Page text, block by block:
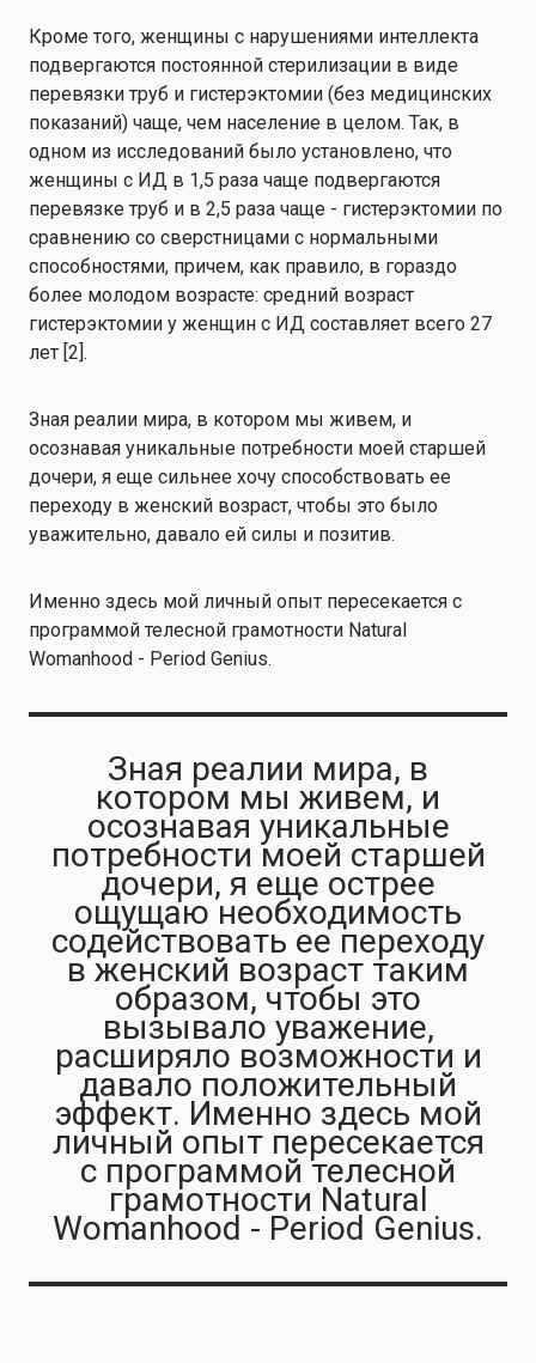
Кроме того, женщины с нарушениями интеллекта
подвергаются постоянной стерилизации в виде
перевязки труб и гистерэктомии (без медицинских
показаний) чаще, чем население в целом. Так, в
одном из исследований было установлено, что
женщины с ИД в 1,5 раза чаще подвергаются
перевязке труб и в 2,5 раза чаще - гистерэктомии по
сравнению со сверстницами с нормальными
способностями, причем, как правило, в гораздо
более молодом возрасте: средний возраст
гистерэктомии у женщин с ИД составляет всего 27
лет [2].
Зная реалии мира, в котором мы живем, и
осознавая уникальные потребности моей старшей
дочери, я еще сильнее хочу способствовать ее
переходу в женский возраст, чтобы это было
уважительно, давало ей силы и позитив.
Именно здесь мой личный опыт пересекается с
программой телесной грамотности Natural
Womanhood - Period Genius.
Зная реалии мира, в
котором мы живем, и
осознавая уникальные
потребности моей старшей
дочери, я еще острее
ощущаю необходимость
содействовать ее переходу
в женский возраст таким
образом, чтобы это
вызывало уважение,
расширяло возможности и
давало положительный
эффект. Именно здесь мой
личный опыт пересекается
с программой телесной
грамотности Natural
Womanhood - Period Genius.